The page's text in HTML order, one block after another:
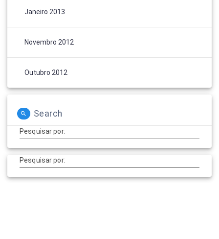
Janeiro 2013
Novembro 2012
Outubro 2012
Search
Pesquisar por:
Pesquisar por: